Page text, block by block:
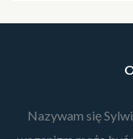
Nazywam się